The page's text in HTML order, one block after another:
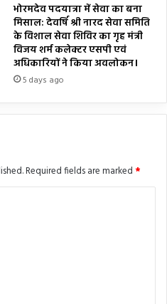
भोरमदेव पदयात्रा में सेवा का बना
मिसाल: देवर्षि श्री नारद सेवा समिति
के विशाल सेवा शिविर का गृह मंत्री
विजय शर्म कलेक्टर एसपी एवं
अधिकारियों ने किया अवलोकन।
5 days ago
Required fields are marked *